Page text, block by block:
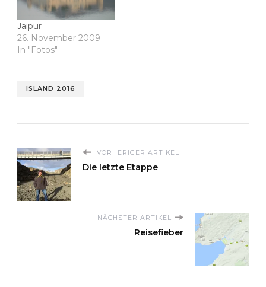
Jaipur
26. November 2009
In "Fotos"
ISLAND 2016
VORHERIGER ARTIKEL
Die letzte Etappe
NÄCHSTER ARTIKEL
Reisefieber